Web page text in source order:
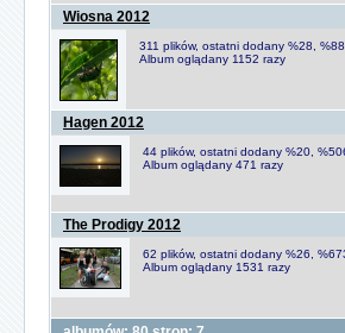
Wiosna 2012
311 plików, ostatni dodany %28,
Album oglądany 1152 razy
Hagen 2012
44 plików, ostatni dodany %20,
Album oglądany 471 razy
The Prodigy 2012
62 plików, ostatni dodany %26,
Album oglądany 1531 razy